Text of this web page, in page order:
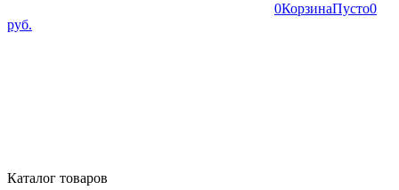
0КорзинаПусто0
руб.
Каталог товаров